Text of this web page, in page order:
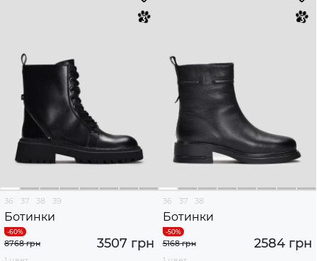
36 37 38 39
Ботинки
3507 грн
8768 грн
36 37 38
Ботинки
2584 грн
5168 грн